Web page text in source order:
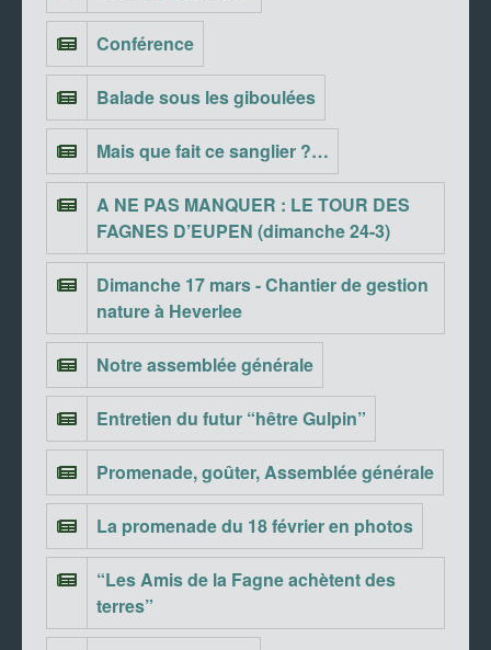
Conférence
Balade sous les giboulées
Mais que fait ce sanglier ?…
A NE PAS MANQUER : LE TOUR DES
FAGNES D’EUPEN (dimanche 24-3)
Dimanche 17 mars - Chantier de gestion
nature à Heverlee
Notre assemblée générale
Entretien du futur “hêtre Gulpin”
Promenade, goûter, Assemblée générale
La promenade du 18 février en photos
“Les Amis de la Fagne achètent des
terres”